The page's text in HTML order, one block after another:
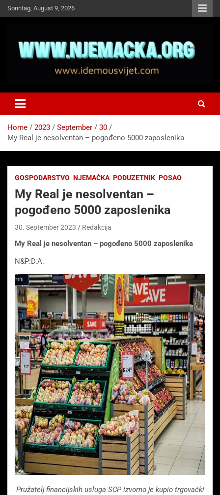
Skip
to
Sonntag, August 9, 2026
Idemo u Svijet-Njemacka!
Home 2023 September
30
My Real je nesolventan – pogođeno 5000 zaposlenika
GOSPODARSTVO NJEMAČKA PODUZETNIK POSAO
My Real je nesolventan –
pogođeno 5000 zaposlenika
30. September 2023 Redakcija
My Real je nesolventan – pogođeno 5000 zaposlenika
N&P:D.A.
Pružatelj financijskih usluga SCP izvorno je kupio trgovački